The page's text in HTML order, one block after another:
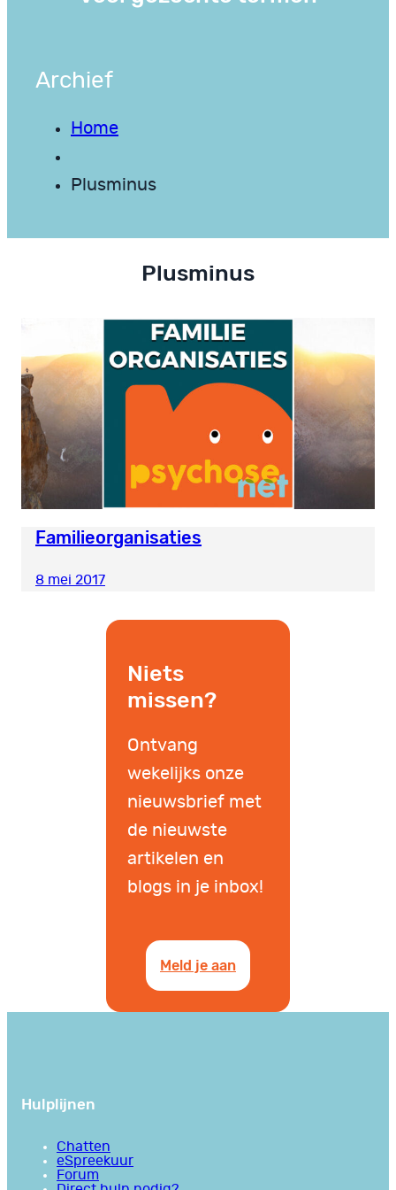
Archief
Home
Plusminus
Plusminus
Familieorganisaties
8 mei 2017
Niets
missen?
Ontvang
wekelijks onze
nieuwsbrief met
de nieuwste
artikelen en
blogs in je inbox!
Meld je aan
Hulplijnen
Chatten
eSpreekuur
Forum